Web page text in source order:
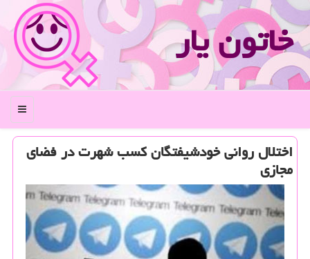
خاتون یار
منو
اختلال روانی خودشیفتگان كسب شهرت در فضای
مجازی